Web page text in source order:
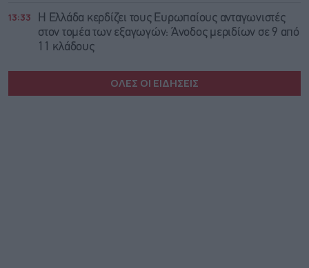
13:33
Η Ελλάδα κερδίζει τους Ευρωπαίους ανταγωνιστές
στον τομέα των εξαγωγών: Άνοδος μεριδίων σε 9 από
11 κλάδους
ΟΛΕΣ ΟΙ ΕΙΔΗΣΕΙΣ